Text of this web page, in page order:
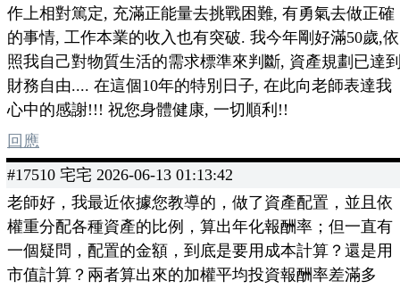
作上相對篤定, 充滿正能量去挑戰困難, 有勇氣去做正確
的事情, 工作本業的收入也有突破. 我今年剛好滿50歲,依
照我自己對物質生活的需求標準來判斷, 資產規劃已達
財務自由.... 在這個10年的特別日子, 在此向老師表達我
心中的感謝!!! 祝您身體健康, 一切順利!!
回應
#17510 宅宅 2026-06-13 01:13:42
老師好，我最近依據您教導的，做了資產配置，並且依
權重分配各種資產的比例，算出年化報酬率；但一直有
一個疑問，配置的金額，到底是要用成本計算？還是用
市值計算？兩者算出來的加權平均投資報酬率差滿多